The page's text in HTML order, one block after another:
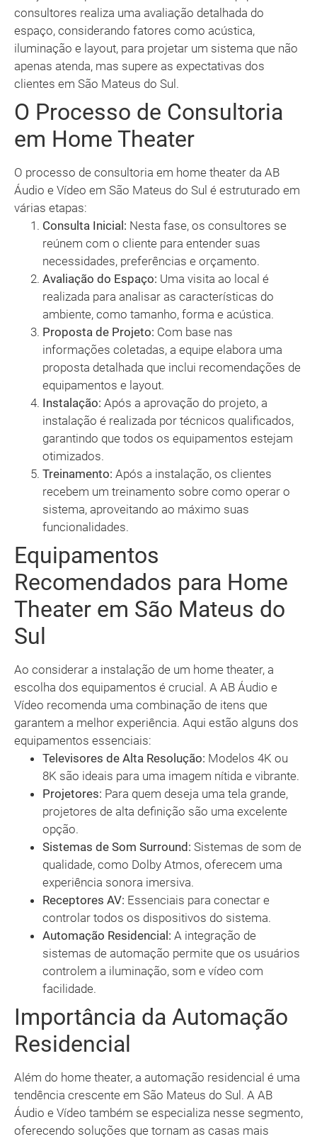
consultores realiza uma avaliação detalhada do
espaço, considerando fatores como acústica,
iluminação e layout, para projetar um sistema que não
apenas atenda, mas supere as expectativas dos
clientes em São Mateus do Sul.
O Processo de Consultoria
em Home Theater
O processo de consultoria em home theater da AB
Áudio e Vídeo em São Mateus do Sul é estruturado em
várias etapas:
Consulta Inicial: Nesta fase, os consultores se
reúnem com o cliente para entender suas
necessidades, preferências e orçamento.
Avaliação do Espaço: Uma visita ao local é
realizada para analisar as características do
ambiente, como tamanho, forma e acústica.
Proposta de Projeto: Com base nas
informações coletadas, a equipe elabora uma
proposta detalhada que inclui recomendações de
equipamentos e layout.
Instalação: Após a aprovação do projeto, a
instalação é realizada por técnicos qualificados,
garantindo que todos os equipamentos estejam
otimizados.
Treinamento: Após a instalação, os clientes
recebem um treinamento sobre como operar o
sistema, aproveitando ao máximo suas
funcionalidades.
Equipamentos
Recomendados para Home
Theater em São Mateus do
Sul
Ao considerar a instalação de um home theater, a
escolha dos equipamentos é crucial. A AB Áudio e
Vídeo recomenda uma combinação de itens que
garantem a melhor experiência. Aqui estão alguns dos
equipamentos essenciais:
Televisores de Alta Resolução: Modelos 4K ou
8K são ideais para uma imagem nítida e vibrante.
Projetores: Para quem deseja uma tela grande,
projetores de alta definição são uma excelente
opção.
Sistemas de Som Surround: Sistemas de som de
qualidade, como Dolby Atmos, oferecem uma
experiência sonora imersiva.
Receptores AV: Essenciais para conectar e
controlar todos os dispositivos do sistema.
Automação Residencial: A integração de
sistemas de automação permite que os usuários
controlem a iluminação, som e vídeo com
facilidade.
Importância da Automação
Residencial
Além do home theater, a automação residencial é uma
tendência crescente em São Mateus do Sul. A AB
Áudio e Vídeo também se especializa nesse segmento,
oferecendo soluções que tornam as casas mais